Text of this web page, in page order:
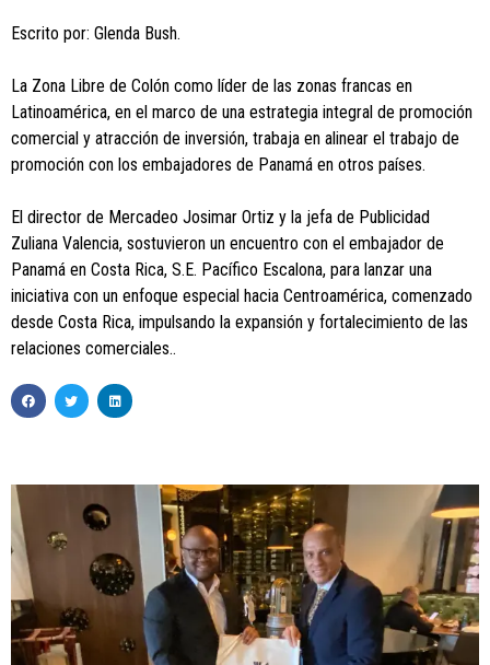
Escrito por: Glenda Bush.
La Zona Libre de Colón como líder de las zonas francas en
Latinoamérica, en el marco de una estrategia integral de promoción
comercial y atracción de inversión, trabaja en alinear el trabajo de
promoción con los embajadores de Panamá en otros países.
El director de Mercadeo Josimar Ortiz y la jefa de Publicidad
Zuliana Valencia, sostuvieron un encuentro con el embajador de
Panamá en Costa Rica, S.E. Pacífico Escalona, para lanzar una
iniciativa con un enfoque especial hacia Centroamérica, comenzado
desde Costa Rica, impulsando la expansión y fortalecimiento de las
relaciones comerciales..